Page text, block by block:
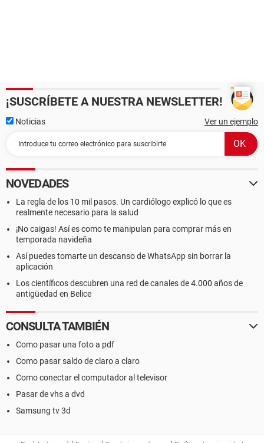
¡SUSCRÍBETE A NUESTRA NEWSLETTER!
Noticias Ver un ejemplo
NOVEDADES
La regla de los 10 mil pasos. Un cardiólogo explicó lo que es
realmente necesario para la salud
¡No caigas! Así es como te manipulan para comprar más en
temporada navideña
Así puedes tomarte un descanso de WhatsApp sin borrar la
aplicación
Los científicos descubren una red de canales de 4.000 años de
antigüedad en Belice
CONSULTA TAMBIÉN
Como pasar una foto a pdf
Como pasar saldo de claro a claro
Como conectar el computador al televisor
Pasar de vhs a dvd
Samsung tv 3d